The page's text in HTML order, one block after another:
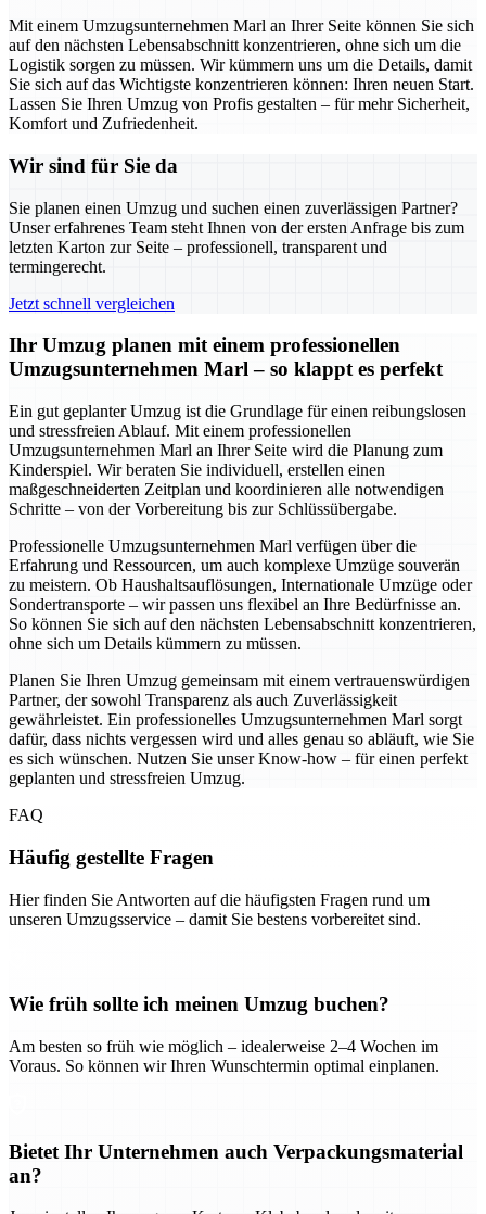
Mit einem Umzugsunternehmen Marl an Ihrer Seite können Sie sich
auf den nächsten Lebensabschnitt konzentrieren, ohne sich um die
Logistik sorgen zu müssen. Wir kümmern uns um die Details, damit
Sie sich auf das Wichtigste konzentrieren können: Ihren neuen Start.
Lassen Sie Ihren Umzug von Profis gestalten – für mehr Sicherheit,
Komfort und Zufriedenheit.
Wir sind für Sie da
Sie planen einen Umzug und suchen einen zuverlässigen Partner?
Unser erfahrenes Team steht Ihnen von der ersten Anfrage bis zum
letzten Karton zur Seite – professionell, transparent und
termingerecht.
Jetzt schnell vergleichen
Ihr Umzug planen mit einem professionellen
Umzugsunternehmen Marl – so klappt es perfekt
Ein gut geplanter Umzug ist die Grundlage für einen reibungslosen
und stressfreien Ablauf. Mit einem professionellen
Umzugsunternehmen Marl an Ihrer Seite wird die Planung zum
Kinderspiel. Wir beraten Sie individuell, erstellen einen
maßgeschneiderten Zeitplan und koordinieren alle notwendigen
Schritte – von der Vorbereitung bis zur Schlüssübergabe.
Professionelle Umzugsunternehmen Marl verfügen über die
Erfahrung und Ressourcen, um auch komplexe Umzüge souverän
zu meistern. Ob Haushaltsauflösungen, Internationale Umzüge oder
Sondertransporte – wir passen uns flexibel an Ihre Bedürfnisse an.
So können Sie sich auf den nächsten Lebensabschnitt konzentrieren,
ohne sich um Details kümmern zu müssen.
Planen Sie Ihren Umzug gemeinsam mit einem vertrauenswürdigen
Partner, der sowohl Transparenz als auch Zuverlässigkeit
gewährleistet. Ein professionelles Umzugsunternehmen Marl sorgt
dafür, dass nichts vergessen wird und alles genau so abläuft, wie Sie
es sich wünschen. Nutzen Sie unser Know-how – für einen perfekt
geplanten und stressfreien Umzug.
FAQ
Häufig gestellte Fragen
Hier finden Sie Antworten auf die häufigsten Fragen rund um
unseren Umzugsservice – damit Sie bestens vorbereitet sind.
Wie früh sollte ich meinen Umzug buchen?
Am besten so früh wie möglich – idealerweise 2–4 Wochen im
Voraus. So können wir Ihren Wunschtermin optimal einplanen.
Bietet Ihr Unternehmen auch Verpackungsmaterial
an?